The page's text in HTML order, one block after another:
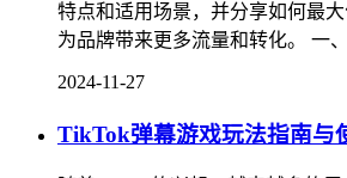
特点和适用场景，并分享如何最大
为品牌带来更多流量和转化。 一
2024-11-27
TikTok弹幕游戏玩法指南与